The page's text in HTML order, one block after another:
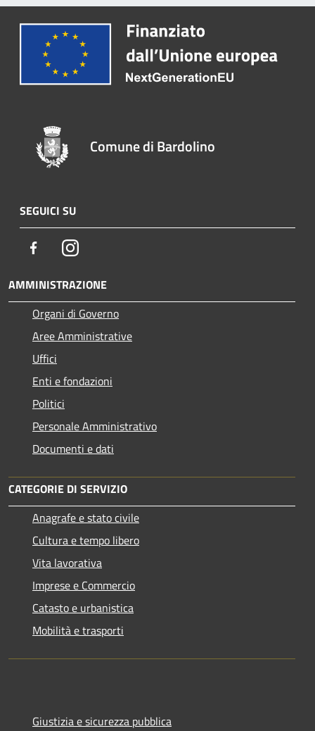
Comune di Bardolino
SEGUICI SU
FacebookInstagram
AMMINISTRAZIONE
Organi di Governo
Aree Amministrative
Uffici
Enti e fondazioni
Politici
Personale Amministrativo
Documenti e dati
CATEGORIE DI SERVIZIO
Anagrafe e stato civile
Cultura e tempo libero
Vita lavorativa
Imprese e Commercio
Catasto e urbanistica
Mobilità e trasporti
Giustizia e sicurezza pubblica